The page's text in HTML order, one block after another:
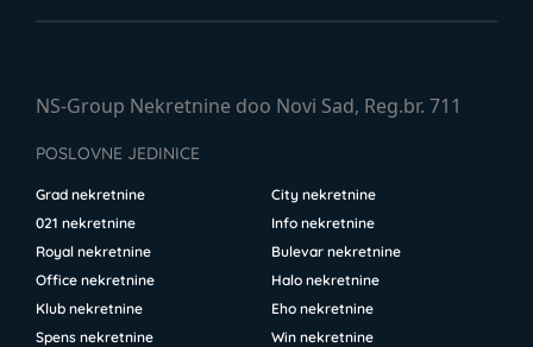
NS-Group Nekretnine doo Novi Sad, Reg.br. 711
POSLOVNE JEDINICE
Grad nekretnine
City nekretnine
021 nekretnine
Info nekretnine
Royal nekretnine
Bulevar nekretnine
Office nekretnine
Halo nekretnine
Klub nekretnine
Eho nekretnine
Spens nekretnine
Win nekretnine